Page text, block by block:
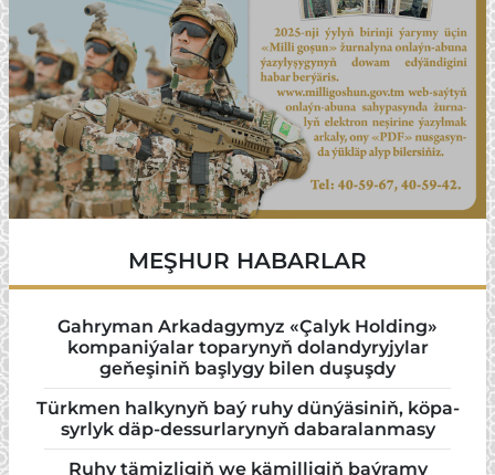
MEŞHUR HABARLAR
Gahryman Arkadagymyz «Çalyk Holding»
kompaniýalar toparynyň dolandyryjylar
geňeşiniň başlygy bilen duşuşdy
Türk­men hal­ky­nyň baý ru­hy dün­ýä­si­niň, kö­pa­
syr­lyk däp-des­sur­la­ry­nyň da­ba­ra­lan­ma­sy
Ruhy tämizligiň we kämilligiň baýramy